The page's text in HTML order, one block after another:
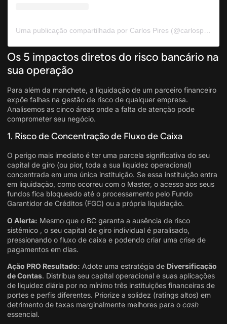
Os 5 impactos diretos do risco bancário na
sua operação
Para além da manchete, a liquidação de um parceiro financeiro
expõe falhas na gestão de risco de qualquer empresa.
Analisemos as cinco áreas onde a falta de atenção pode
comprometer seu negócio.
1. Risco de Concentração de Fluxo de Caixa
O perigo mais imediato é ter uma parcela significativa do seu
capital de giro (ou pior, toda a sua liquidez operacional)
concentrada em uma única instituição. Se essa instituição entra
em liquidação, como ocorreu com o Master, o acesso aos seus
fundos fica bloqueado até o processamento pelo Fundo
Garantidor de Créditos (FGC) ou a própria liquidação.
O Alerta: Mesmo que o BC garanta a ausência de risco
sistêmico , o seu capital de giro individual é paralisado,
pressionando o fluxo de caixa e podendo criar uma crise de
pagamentos em dias.
Ação PRO Resultado: Adote uma estratégia de Diversificação
de Contas. Distribua seu capital operacional e suas aplicações
de liquidez diária por no mínimo três instituições financeiras de
portes e perfis diferentes. Priorize a solidez (ratings altos) em
detrimento de taxas marginalmente melhores para o cash
essencial.